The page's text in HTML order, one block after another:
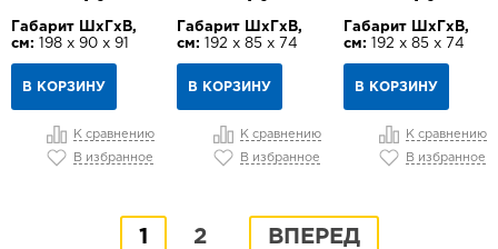
Габарит ШхГхВ,
см: 198 х 90 х 91
В КОРЗИНУ
К сравнению
В избранное
Габарит ШхГхВ,
см:
192 х 85 х 74
В КОРЗИНУ
К сравнению
В избранное
Габарит ШхГхВ,
см: 192 х 85 х 74
В КОРЗИНУ
К сравнению
В избранное
1 2 ВПЕРЕД